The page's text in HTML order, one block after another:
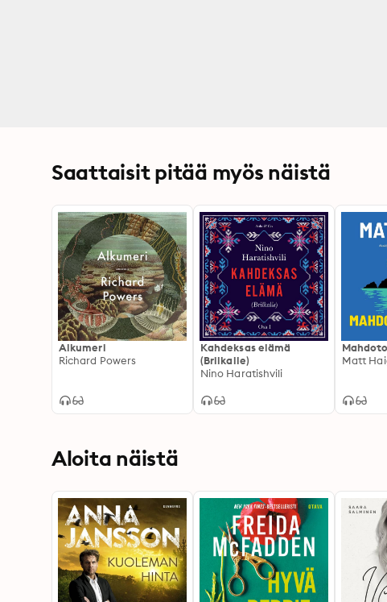
Saattaisit pitää myös näistä
Alkumeri
Richard Powers
Kahdeksas elämä
(Brilkalle)
Nino Haratishvili
Matt
Aloita näistä